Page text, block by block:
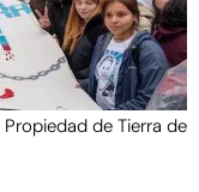
de Tierra de